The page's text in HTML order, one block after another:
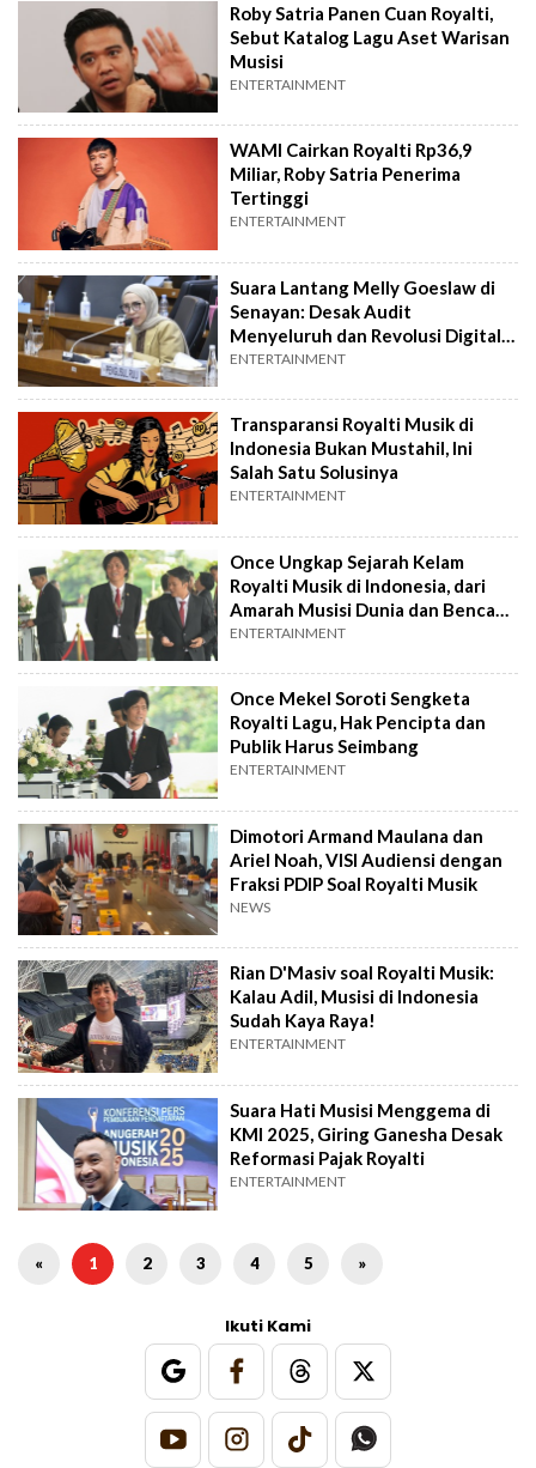
Roby Satria Panen Cuan Royalti,
Sebut Katalog Lagu Aset Warisan
Musisi
ENTERTAINMENT
WAMI Cairkan Royalti Rp36,9
Miliar, Roby Satria Penerima
Tertinggi
ENTERTAINMENT
Suara Lantang Melly Goeslaw di
Senayan: Desak Audit
Menyeluruh dan Revolusi Digital
di Tubuh LMKN
ENTERTAINMENT
Transparansi Royalti Musik di
Indonesia Bukan Mustahil, Ini
Salah Satu Solusinya
ENTERTAINMENT
Once Ungkap Sejarah Kelam
Royalti Musik di Indonesia, dari
Amarah Musisi Dunia dan Bencana
Kelaparan
ENTERTAINMENT
Once Mekel Soroti Sengketa
Royalti Lagu, Hak Pencipta dan
Publik Harus Seimbang
ENTERTAINMENT
Dimotori Armand Maulana dan
Ariel Noah, VISI Audiensi dengan
Fraksi PDIP Soal Royalti Musik
NEWS
Rian D'Masiv soal Royalti Musik:
Kalau Adil, Musisi di Indonesia
Sudah Kaya Raya!
ENTERTAINMENT
Suara Hati Musisi Menggema di
KMI 2025, Giring Ganesha Desak
Reformasi Pajak Royalti
ENTERTAINMENT
« 1 2 3 4 5 »
Ikuti Kami